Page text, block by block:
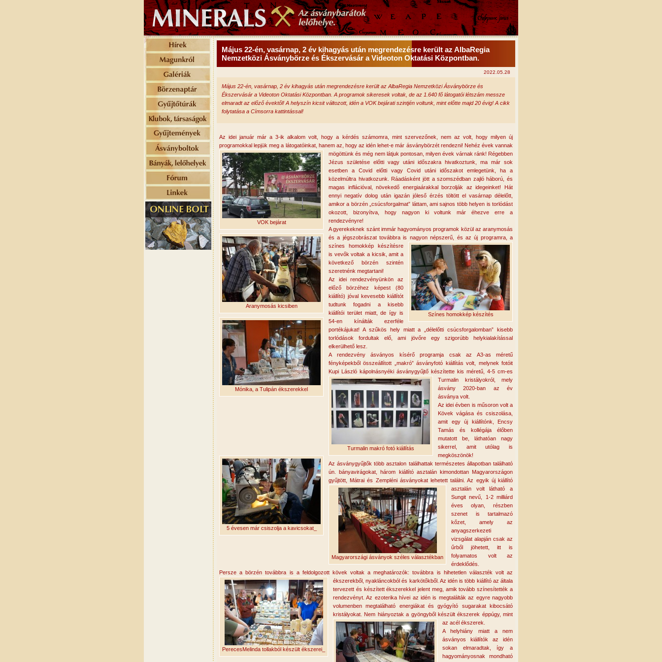
Május 22-én, vasárnap, 2 év kihagyás után megrendezésre került az AlbaRegia
Nemzetközi Ásványbörze és Ékszervásár a Videoton Oktatási Központban.
2022.05.28
Május 22-én, vasárnap, 2 év kihagyás után megrendezésre került az AlbaRegia Nemzetközi Ásványbörze és
Ékszervásár a Videoton Oktatási Központban. A programok sikeresek voltak, de az 1.640 fő látogatói létszám messze
elmaradt az előző évektől! A helyszín kicsit változott, idén a VOK bejárati szintjén voltunk, mint előtte majd 20 évig! A cikk
folytatása a Címsorra kattintással!
Az idei január már a 3-ik alkalom volt, hogy a kérdés számomra, mint szervezőnek, nem az volt, hogy milyen új
programokkal lepjük meg a látogatóinkat, hanem az, hogy az idén lehet-e már ásványbörzét rendezni!
VOK bejárat
Nehéz évek vannak
mögöttünk és még nem látjuk pontosan, milyen évek várnak ránk! Régebben
Jézus születése előtti vagy utáni időszakra hivatkoztunk, ma már sok
esetben a Covid előtti vagy Covid utáni időszakot emlegetünk, ha a
közelmúltra hivatkozunk. Ráadásként jött a szomszédban zajló háború, és
magas inflációval, növekedő energiaárakkal borzolják az idegeinket! Hát
ennyi negatív dolog után igazán jóleső érzés töltött el vasárnap délelőtt,
amikor a börzén „csúcsforgalmat” láttam, ami sajnos több helyen is torlódást
okozott, bizonyítva, hogy nagyon ki voltunk már éhezve erre a
rendezvényre!
A gyerekeknek szánt immár hagyományos programok közül az aranymosás
Aranymosás kicsiben
és a jégszobrászat továbbra is nagyon népszerű, és az új programra, a
színes homokkép készítésre
Színes homokkép készítés
is vevők voltak a kicsik, amit a
következő börzén szintén
szeretnénk megtartani!
Az idei rendezvényünkön az
előző börzéhez képest (80
kiállító) jóval kevesebb kiállítót
tudtunk fogadni a kisebb
kiállítói terület miatt, de így is
54-en
Mónika, a Tulipán ékszerekkel
kínálták ezerféle
portékájukat! A szűkös hely miatt a „délelőtti csúcsforgalomban” kisebb
torlódások fordultak elő, ami jövőre egy szigorúbb helykialakítással
elkerülhető lesz.
A rendezvény ásványos kísérő programja csak az A3-as méretű
fényképekből összeállított „makró” ásványfotó kiállítás volt, melynek fotóit
Kupi László kápolnásnyéki ásványgyűjtő készítette kis méretű, 4-5 cm-es
Turmalin kristályokról
Turmalin makró fotó kiállítás
, mely
ásvány 2020-ban az év
ásványa volt.
Az idei évben is műsoron volt a
Kövek vágása és csiszolása
5 évesen már csiszolja a kavicsokat_
amit egy új kiállítónk, Encsy
Tamás és kollégája élőben
mutatott be, láthatóan nagy
sikerrel, amit utólag is
megköszönök!
Az ásványgyűjtők több asztalon találhattak természetes állapotban található
ún. bányavirágokat, három kiállító asztalán kimondottan Magyarországon
gyűjtött, Mátrai és Zempléni ásványokat
Magyarországi ásványok széles választékban
lehetett találni. Az egyik új kiállító
asztalán volt látható a
Sungit nevű, 1-2 milliárd
éves olyan, részben
szenet is tartalmazó
kőzet, amely az
anyagszerkezeti
vizsgálat alapján csak az
űrből jöhetett, itt is
folyamatos volt az
érdeklődés.
Persze a börzén továbbra is a feldolgozott kövek voltak a meghatározók: továbbra is hihetetlen választék volt az
ékszerekből, nyakláncokból és karkötőkbő
PerecesMelinda tollakból készült ékszerei_
l. Az idén is több kiállító az általa
tervezett és készített ékszerekkel jelent meg, amik tovább színesítették a
rendezvényt. Az ezoterika hívei az idén is megtalálták az egyre nagyobb
volumenben megtalálható energiákat és gyógyító sugarakat kibocsátó
kristályokat. Nem hiányoztak a gyöngyből készült ékszerek éppúgy, mint
az acél ékszerek.
A helyhiány miatt a nem
ásványos kiállítók az idén
sokan elmaradtak, így a
hagyományosnak mondható